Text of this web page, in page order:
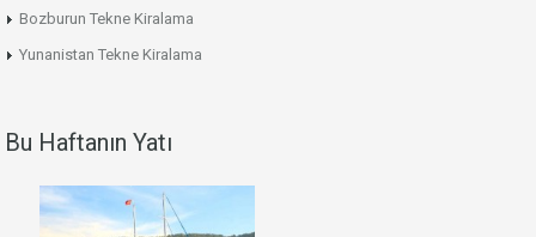
Bozburun Tekne Kiralama
Yunanistan Tekne Kiralama
Bu Haftanın Yatı